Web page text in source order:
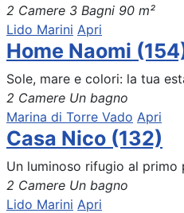
2 Camere 3 Bagni 90 m²
Lido Marini Apri
Home Naomi
Sole, mare e colori: la tua
2 Camere Un bagno
Marina di Torre Vado Apri
Casa Nico (132)
Un luminoso rifugio al primo
2 Camere Un bagno
Lido Marini Apri